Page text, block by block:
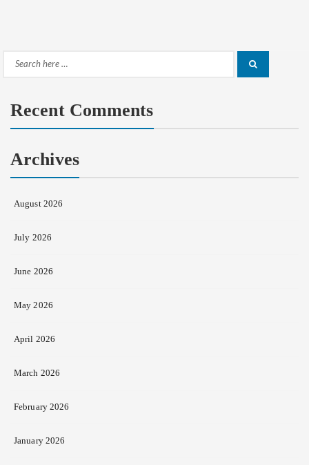
Search
Recent Comments
Archives
August 2026
July 2026
June 2026
May 2026
April 2026
March 2026
February 2026
January 2026